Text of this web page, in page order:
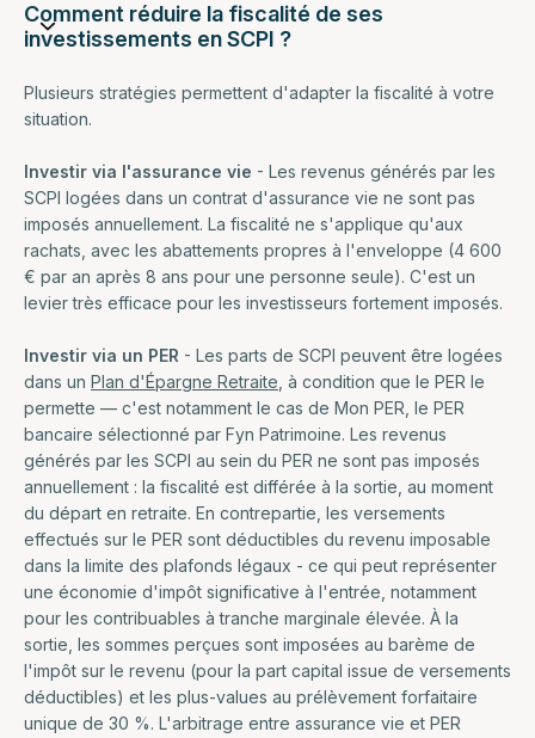
Comment réduire la fiscalité de ses
investissements en SCPI ?
Plusieurs stratégies permettent d'adapter la fiscalité à votre
situation.
Investir via l'assurance vie - Les revenus générés par les
SCPI logées dans un contrat d'assurance vie ne sont pas
imposés annuellement. La fiscalité ne s'applique qu'aux
rachats, avec les abattements propres à l'enveloppe (4 600
€ par an après 8 ans pour une personne seule). C'est un
levier très efficace pour les investisseurs fortement imposés.
Investir via un PER - Les parts de SCPI peuvent être logées
dans un Plan d'Épargne Retraite , à condition que le PER le
permette — c'est notamment le cas de Mon PER, le PER
bancaire sélectionné par Fyn Patrimoine. Les revenus
générés par les SCPI au sein du PER ne sont pas imposés
annuellement : la fiscalité est différée à la sortie, au moment
du départ en retraite. En contrepartie, les versements
effectués sur le PER sont déductibles du revenu imposable
dans la limite des plafonds légaux - ce qui peut représenter
une économie d'impôt significative à l'entrée, notamment
pour les contribuables à tranche marginale élevée. À la
sortie, les sommes perçues sont imposées au barème de
l'impôt sur le revenu (pour la part capital issue de versements
déductibles) et les plus-values au prélèvement forfaitaire
unique de 30 %. L'arbitrage entre assurance vie et PER